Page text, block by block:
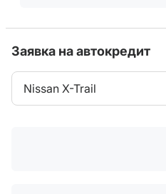
Заявка на автокредит
Nissan X-Trail